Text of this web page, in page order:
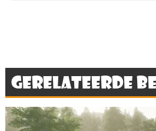
Gerelateerde